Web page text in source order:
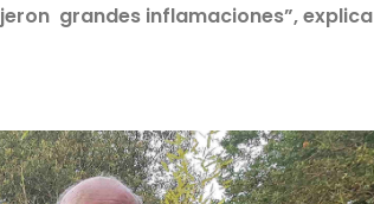
grandes inflamaciones”, explica